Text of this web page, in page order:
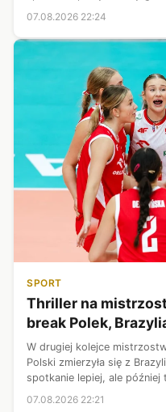
żadna ze stron nie potrafiła
07.08.2026 22:24
SPORT
Thriller na
break Polek,
W drugiej kolejce
Polski zmierzyła się z
spotkanie lepiej, ale później
Ostatecznie o zwycięstwie
07.08.2026 22:21